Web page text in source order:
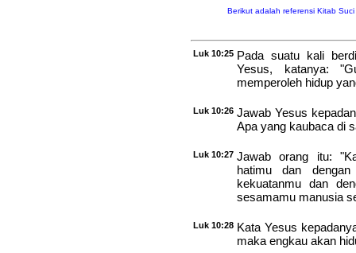
Berikut adalah referensi Kitab
Luk 10:25 Pada suatu kali
Yesus, katanya:
memperoleh hidup
Luk 10:26 Jawab Yesus
Apa yang kaubaca di
Luk 10:27 Jawab orang itu:
hatimu dan
kekuatanmu dan
sesamamu manusia
Luk 10:28 Kata Yesus
maka engkau akan